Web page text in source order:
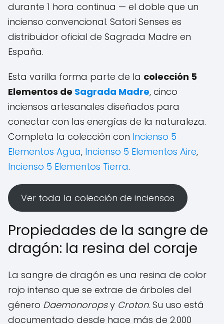
durante 1 hora continua — el doble que un
incienso convencional. Satori Senses es
distribuidor oficial de Sagrada Madre en
España.
Esta varilla forma parte de la colección 5
Elementos de Sagrada Madre, cinco
inciensos artesanales diseñados para
conectar con las energías de la naturaleza.
Completa la colección con Incienso 5
Elementos Agua, Incienso 5 Elementos Aire,
Incienso 5 Elementos Tierra.
Ver toda la colección de inciensos
Propiedades de la sangre de
dragón: la resina del coraje
La sangre de dragón es una resina de color
rojo intenso que se extrae de árboles del
género Daemonoropsy Croton. Su uso está
documentado desde hace más de 2.000